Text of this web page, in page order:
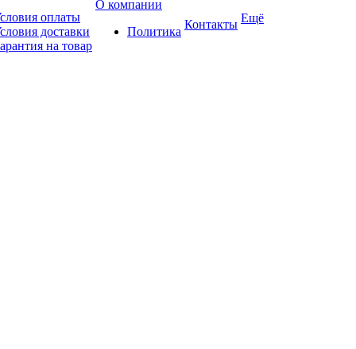
оплаты
доставки
на товар
О компании
Политика
Контакты Ещё